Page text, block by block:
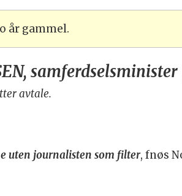
år gammel.
samferdselsminister
avtale.
uten journalisten som filter, fnøs